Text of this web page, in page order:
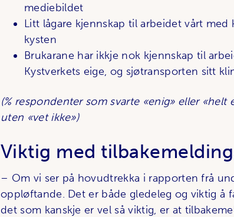
mediebildet
Litt lågare kjennskap til arbeidet vårt
kysten
Brukarane har ikkje nok kjennskap til
Kystverkets eige, og sjøtransporten sitt
(% respondenter som svarte «enig» eller
uten «vet ikke»)
Viktig med
– Om vi ser på hovudtrekka i rapporten frå
oppløftande. Det er både gledeleg og viktig å
det som kanskje er vel så viktig, er at